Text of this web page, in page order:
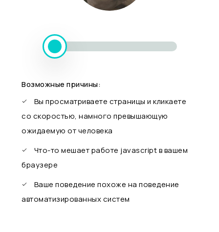
Возможные причины:
Вы просматриваете страницы и кликаете
со скоростью, намного превышающую
ожидаемую от человека
Что-то мешает работе javascript в вашем
браузере
Ваше поведение похоже на поведение
автоматизированных систем